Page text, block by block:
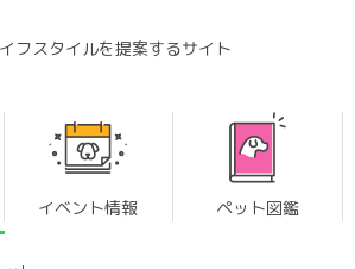
フスタイルを提案するサイト
イベント情報 ペット図鑑